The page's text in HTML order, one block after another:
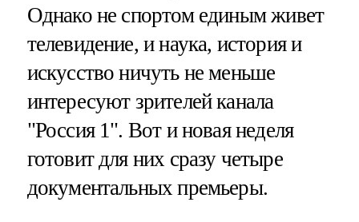
Однако не спортом единым живет
телевидение, и наука, история и
искусство ничуть не меньше
интересуют зрителей канала
"Россия 1". Вот и новая неделя
готовит для них сразу четыре
документальных премьеры.